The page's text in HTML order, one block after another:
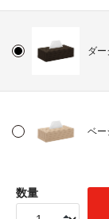
ダー
ベー
数量